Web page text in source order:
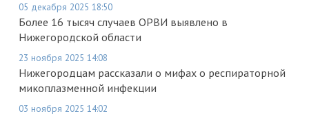
05 декабря 2025 18:50
Более 16 тысяч случаев ОРВИ выявлено в
Нижегородской области
23 ноября 2025 14:08
Нижегородцам рассказали о мифах о респираторной
микоплазменной инфекции
03 ноября 2025 14:02